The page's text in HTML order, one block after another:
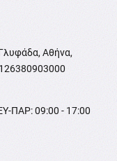
Αθήνα,
ΠΑΡ: 09:00 - 17:00